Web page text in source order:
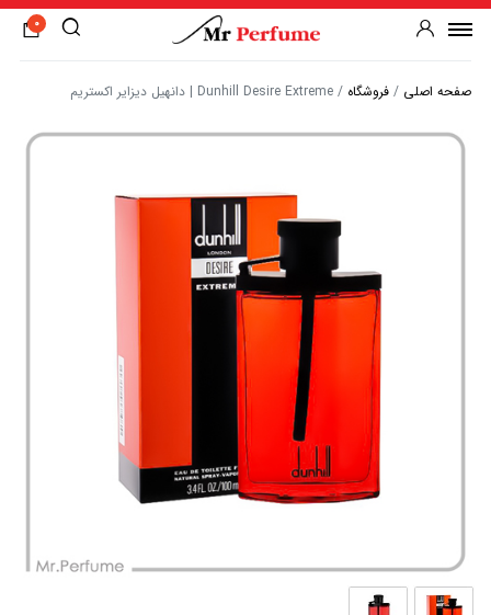
0
صفحه اصلی / فروشگاه / Dunhill Desire Extreme | دانهیل دیزایر اکستریم